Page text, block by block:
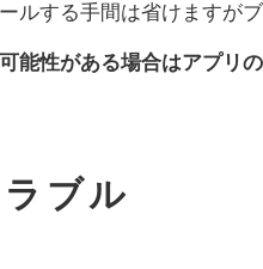
ルする手間は省けますが
能性がある場合はアプリ
ブル